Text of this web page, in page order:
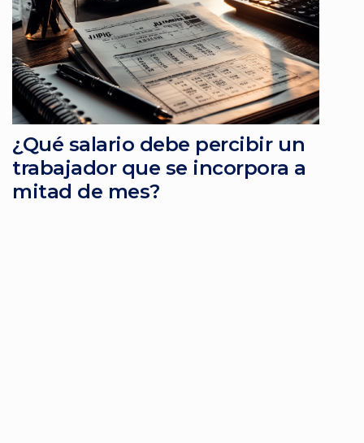
¿Qué salario debe percibir un
trabajador que se incorpora a
mitad de mes?